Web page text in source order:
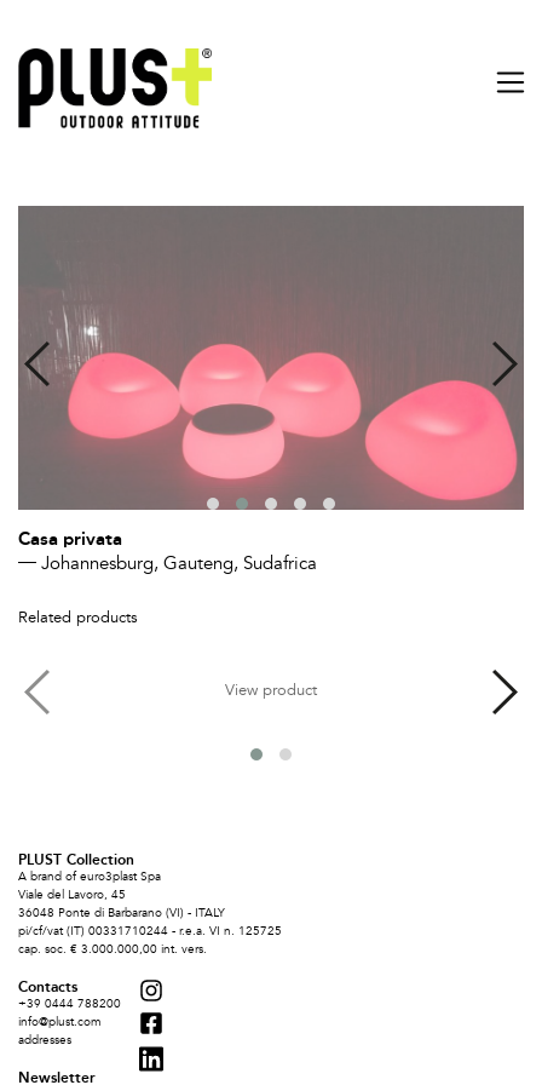
Casa privata
Johannesburg, Gauteng, Sudafrica
Related products
View product
PLUST Collection
A brand of euro3plast Spa
Viale del Lavoro, 45
36048 Ponte di Barbarano (VI) - ITALY
pi/cf/vat (IT) 00331710244 - r.e.a. VI n. 125725
cap. soc. € 3.000.000,00 int. vers.
Contacts
+39 0444 788200
info@plust.com
addresses
Newsletter